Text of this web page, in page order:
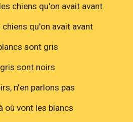
chiens qu'on avait avant
chiens qu'on avait avant
sont gris
sont noirs
n'en parlons pas
où vont les blancs